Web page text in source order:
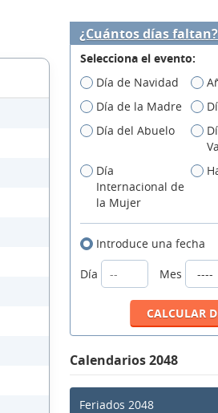
¿Cuántos días faltan?
Selecciona el evento:
Día de Navidad
Día de la Madre
Día del Abuelo
Día
Internacional de
la Mujer
Introduce una fecha
Día
Mes
Calendarios 2048
Feriados 2048